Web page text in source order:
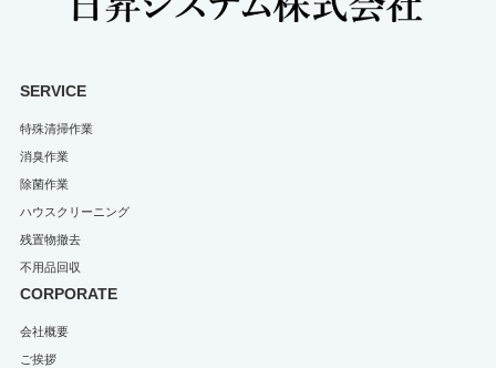
SERVICE
特殊清掃作業
消臭作業
除菌作業
ハウスクリーニング
残置物撤去
不用品回収
CORPORATE
会社概要
ご挨拶